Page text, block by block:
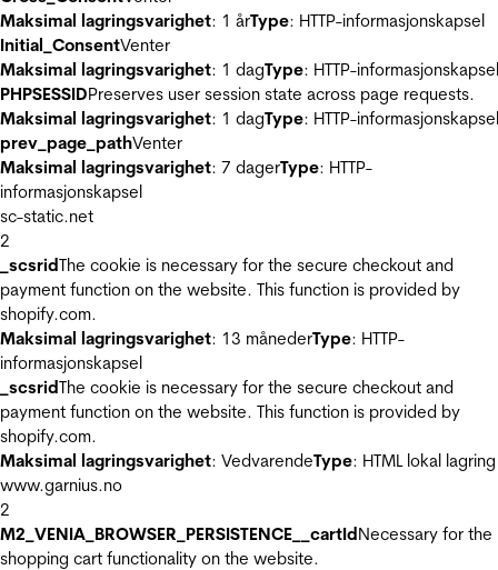
Maksimal lagringsvarighet: 1 årType: HTTP-informasjonskapsel
Initial_ConsentVenter
Maksimal lagringsvarighet: 1 dagType: HTTP-informasjonskapsel
PHPSESSIDPreserves user session state across page requests.
Maksimal lagringsvarighet: 1 dagType: HTTP-informasjonskapsel
prev_page_pathVenter
Maksimal lagringsvarighet: 7 dagerType: HTTP-
informasjonskapsel
sc-static.net
2
_scsridThe cookie is necessary for the secure checkout and
payment function on the website. This function is provided by
shopify.com.
Maksimal lagringsvarighet: 13 månederType: HTTP-
informasjonskapsel
_scsridThe cookie is necessary for the secure checkout and
payment function on the website. This function is provided by
shopify.com.
Maksimal lagringsvarighet: VedvarendeType: HTML lokal lagring
www.garnius.no
2
M2_VENIA_BROWSER_PERSISTENCE__cartIdNecessary for the
shopping cart functionality on the website.